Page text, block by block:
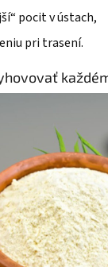
pocit v ústach,
pri trasení.
väčších objemov
ak človek